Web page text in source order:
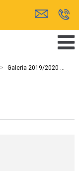
> Galeria 2019/2020 ...